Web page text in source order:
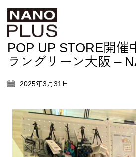
POP UP STORE開催
ラングリーン大阪 –
2025年3月31日